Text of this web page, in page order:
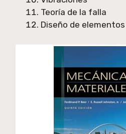
Teoría de la falla
Diseño de